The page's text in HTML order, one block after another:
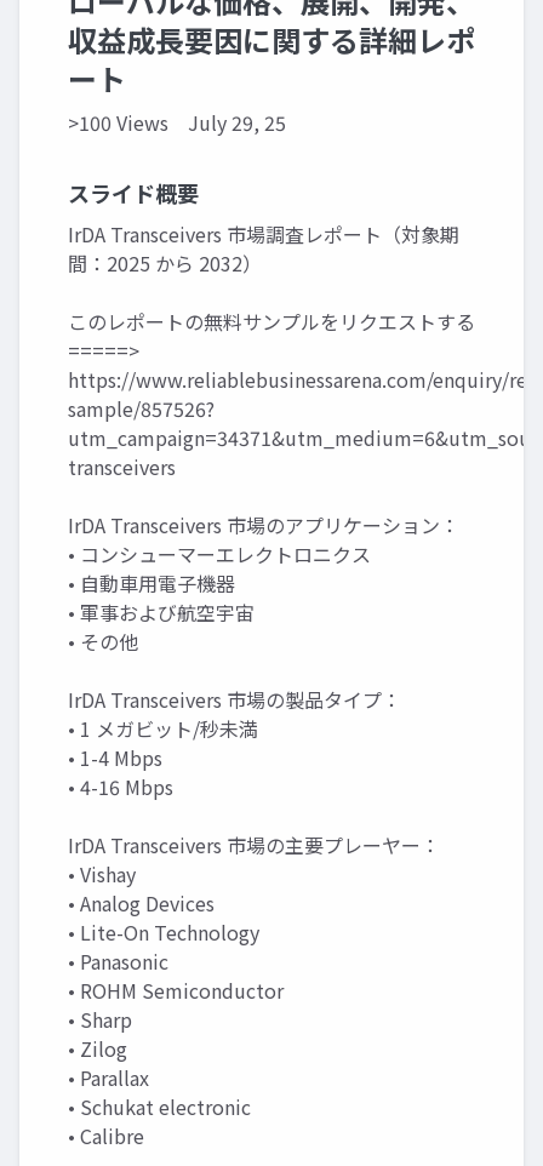
収益成長要因に関する詳細レポ
ート
>100 Views July 29, 25
スライド概要
IrDA Transceivers 市場調査レポート（対象期
間：2025 から 2032）
このレポートの無料サンプルをリクエストする
=====>
https://www.reliablebusinessarena.com/enquiry/
sample/857526?
transceivers
IrDA Transceivers 市場のアプリケーション：
• コンシューマーエレクトロニクス
• 自動車用電子機器
• 軍事および航空宇宙
• その他
IrDA Transceivers 市場の製品タイプ：
• 1 メガビット/秒未満
• 1-4 Mbps
• 4-16 Mbps
IrDA Transceivers 市場の主要プレーヤー：
• Vishay
• Analog Devices
• Lite-On Technology
• Panasonic
• ROHM Semiconductor
• Sharp
• Zilog
• Parallax
• Schukat electronic
• Calibre